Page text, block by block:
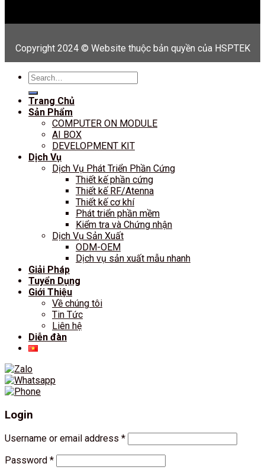
Copyright 2024 © Website thuộc bản quyền của HSPTEK
Search
for:
Trang Chủ
Sản Phẩm
COMPUTER ON MODULE
AI BOX
DEVELOPMENT KIT
Dịch Vụ
Dịch Vụ Phát Triển Phần Cứng
Thiết kế phần cứng
Thiết kế RF/Atenna
Thiết kế cơ khí
Phát triển phần mềm
Kiểm tra và Chứng nhận
Dịch Vụ Sản Xuất
ODM-OEM
Dịch vụ sản xuất mẫu nhanh
Giải Pháp
Tuyển Dụng
Giới Thiệu
Về chúng tôi
Tin Tức
Liên hệ
Diễn đàn
Login
Username or email address *
Password *